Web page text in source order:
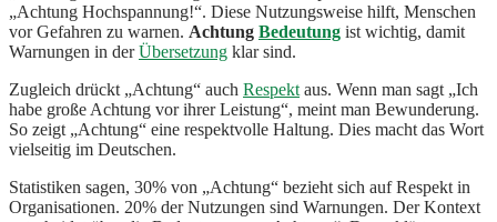
„Achtung Hochspannung!“. Diese Nutzungsweise hilft, Menschen
vor Gefahren zu warnen. Achtung Bedeutung ist wichtig, damit
Warnungen in derÜbersetzung klar sind.
Zugleich drückt „Achtung“ auch Respekt aus. Wenn man sagt „Ich
habe große Achtung vor ihrer Leistung“, meint man Bewunderung.
So zeigt „Achtung“ eine respektvolle Haltung. Dies macht das Wort
vielseitig im Deutschen.
Statistiken sagen, 30% von „Achtung“ bezieht sich auf Respekt in
Organisationen. 20% der Nutzungen sind Warnungen. Der Kontext